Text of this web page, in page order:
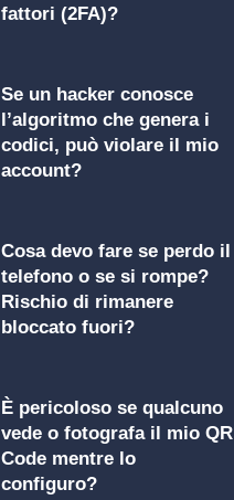
fattori (2FA)?
Se un hacker conosce
l’algoritmo che genera i
codici, può violare il mio
account?
Cosa devo fare se perdo il
telefono o se si rompe?
Rischio di rimanere
bloccato fuori?
È pericoloso se qualcuno
vede o fotografa il mio QR
Code mentre lo
configuro?